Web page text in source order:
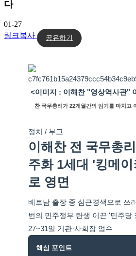
다
01-27
링크복사
공유하기
<이미지 : 이해찬 "영상역사관"
찬 국무총리가 22개월간의 임기를 마치고
정치 / 부고
이해찬 전 국무총
주화 1세대 '킹메이
로 영면
베트남 출장 중 심근경색으로 쓰
번의 민주정부 탄생 이끈 '민주당
27~31일 기관·사회장 엄수
핵심 포인트